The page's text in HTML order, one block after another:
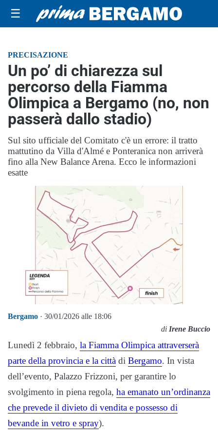
☰
PRECISAZIONE
Un po’ di chiarezza sul
percorso della Fiamma
Olimpica a Bergamo (no, non
passerà dallo stadio)
Sul sito ufficiale del Comitato c'è un errore: il tratto
mattutino da Villa d'Almé e Ponteranica non arriverà
fino alla New Balance Arena. Ecco le informazioni
esatte
Bergamo · 30/01/2026 alle 18:06
di Irene Buccio
Lunedì 2 febbraio, la Fiamma Olimpica attraverserà
parte della provincia e la città di Bergamo. In vista
dell’evento, Palazzo Frizzoni, per garantire lo
svolgimento in piena regola, ha emanato un’ordinanza
che prevede il divieto di vendita e possesso di
bevande in vetro e spray).